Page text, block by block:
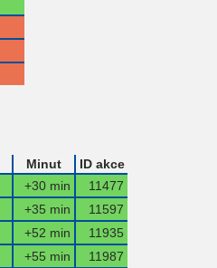
Minut
ID akce
+30 min
11477
+35 min
11597
+52 min
11935
+55 min
11987